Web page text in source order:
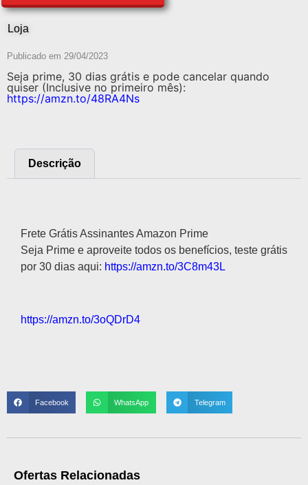
Loja
Publicado em 29/04/2023
Seja prime, 30 dias grátis e pode cancelar quando
quiser (Inclusive no primeiro mês):
https://amzn.to/48RA4Ns
Descrição
Frete Grátis Assinantes Amazon Prime
Seja Prime e aproveite todos os benefícios, teste grátis
por 30 dias aqui: https://amzn.to/3C8m43L
https://amzn.to/3oQDrD4
Facebook WhatsApp Telegram
Ofertas Relacionadas